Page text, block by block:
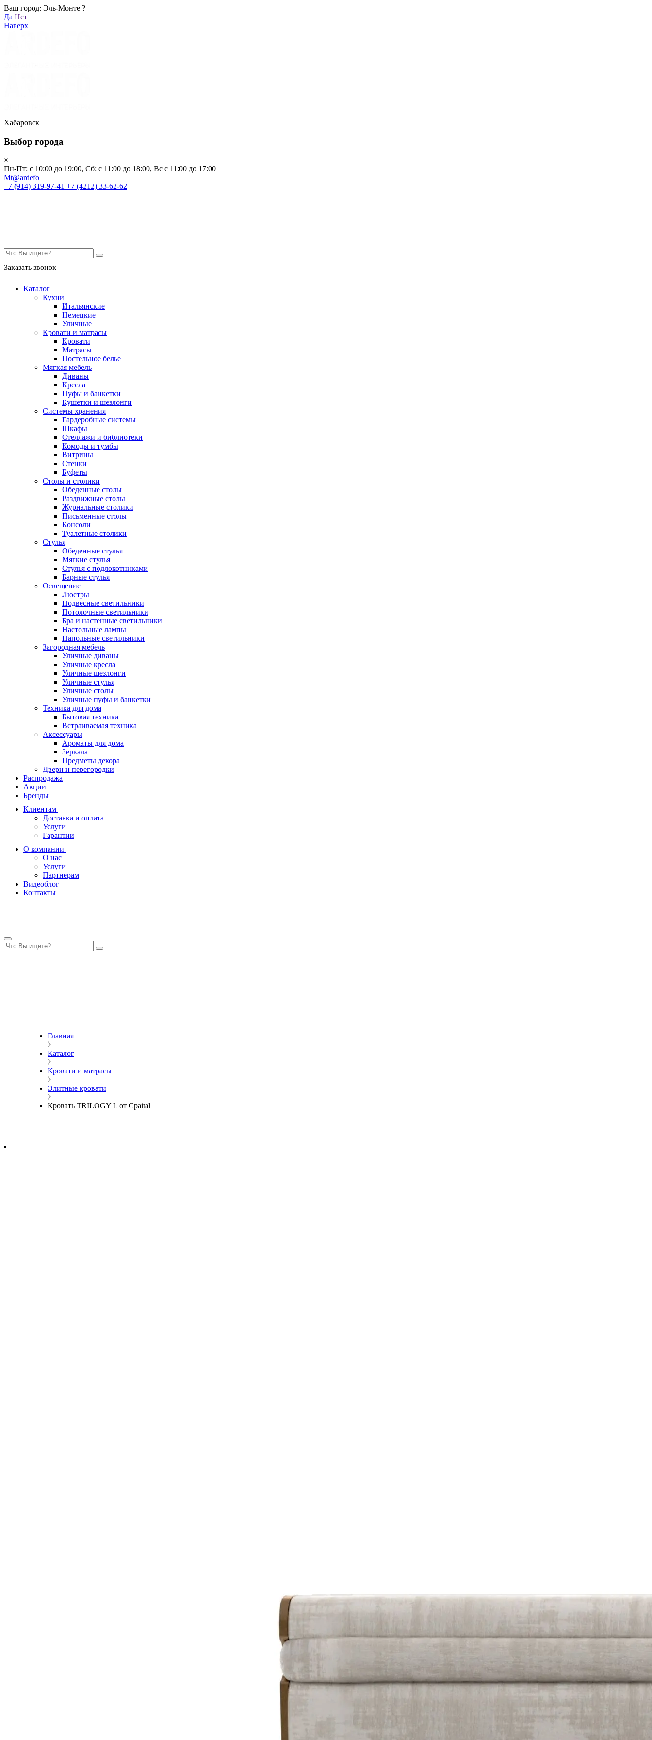
Ваш город: Эль-Монте ?
Да Нет
Наверх
Хабаровск
Выбор города
×
Пн-Пт: с 10:00 до 19:00, Сб: с 11:00 до 18:00, Вс с 11:00 до 17:00
Mt@ardefo
+7 (914) 319-97-41 +7 (4212) 33-62-62
Заказать звонок
Каталог
Кухни
Итальянские
Немецкие
Уличные
Кровати и матрасы
Кровати
Матрасы
Постельное белье
Мягкая мебель
Диваны
Кресла
Пуфы и банкетки
Кушетки и шезлонги
Системы хранения
Гардеробные системы
Шкафы
Стеллажи и библиотеки
Комоды и тумбы
Витрины
Стенки
Буфеты
Столы и столики
Обеденные столы
Раздвижные столы
Журнальные столики
Письменные столы
Консоли
Туалетные столики
Стулья
Обеденные стулья
Мягкие стулья
Стулья с подлокотниками
Барные стулья
Освещение
Люстры
Подвесные светильники
Потолочные светильники
Бра и настенные светильники
Настольные лампы
Напольные светильники
Загородная мебель
Уличные диваны
Уличные кресла
Уличные шезлонги
Уличные стулья
Уличные столы
Уличные пуфы и банкетки
Техника для дома
Бытовая техника
Встраиваемая техника
Аксессуары
Ароматы для дома
Зеркала
Предметы декора
Двери и перегородки
Распродажа
Акции
Бренды
Клиентам
Доставка и оплата
Услуги
Гарантии
О компании
О нас
Услуги
Партнерам
Видеоблог
Контакты
Главная
Каталог
Кровати и матрасы
Элитные кровати
Кровать TRILOGY L от Cpaital
Бренды
Клиентам
О компании
Хабаровск
Пн-Пт: с 10:00 до 19:00, Сб: с 11:00 до 18:00, Вс с 11:00 до 17:00
Mt@ardefo